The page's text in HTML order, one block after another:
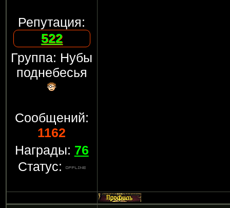
Репутация:
522
Группа: Нубы
поднебесья
Сообщений:
1162
Награды: 76
Статус: